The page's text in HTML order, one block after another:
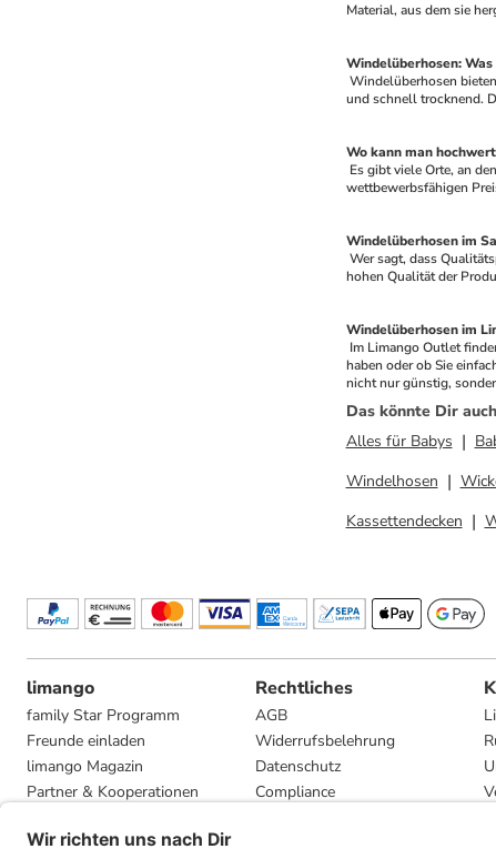
Material, aus dem sie
Windelüberhosen:
und schnell trocknend.
Wo kann man
wettbewerbsfähigen
Windelüberhosen im
hohen Qualität der
Windelüberhosen im
haben oder ob Sie
nicht nur günstig,
Das könnte Dir
Alles für Babys
Windelhosen
Kassettendecken
limango
family Star Programm
Freunde einladen
limango Magazin
Partner & Kooperationen
Presse
Rechtliches
AGB
Widerrufsbelehrung
Datenschutz
Compliance